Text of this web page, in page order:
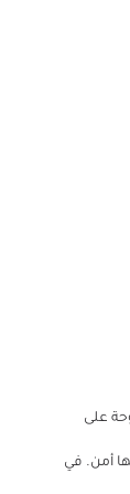
على
على ناصية وأمامها أمن. في